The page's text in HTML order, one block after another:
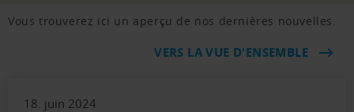
Vous trouverez ici un aperçu de nos dernières nouvelles.
VERS LA VUE D'ENSEMBLE
18. juin 2024